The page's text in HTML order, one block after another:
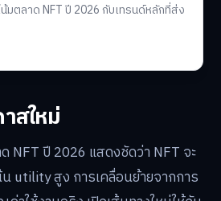
มตลาด NFT ปี 2026 กับเทรนด์หลักที่ส่ง
สใหม่
NFT ปี 2026 แสดงชัดว่า NFT จะ
น utility สูง การเคลื่อนย้ายจากการ